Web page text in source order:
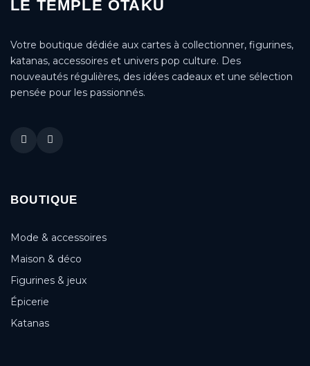
LE TEMPLE OTAKU
Votre boutique dédiée aux cartes à collectionner, figurines,
katanas, accessoires et univers pop culture. Des
nouveautés régulières, des idées cadeaux et une sélection
pensée pour les passionnés.
BOUTIQUE
Mode & accessoires
Maison & déco
Figurines & jeux
Épicerie
Katanas